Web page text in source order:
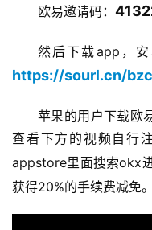
欧易邀请码：
然后下载app，安
https://sourl.cn/
苹果的用户下载欧
查看下方的视频自行
appstore里面搜索okx
获得20%的手续费减免。